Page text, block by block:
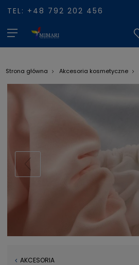
TEL: +48 792 202 456
Strona główna Akcesoria kosmetyczne
AKCESORIA